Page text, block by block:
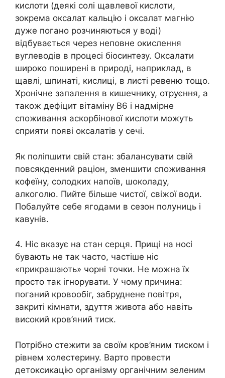
кислоти (деякі солі щавлевої кислоти,
зокрема оксалат кальцію і оксалат магнію
дуже погано розчиняються у воді)
відбувається через неповне окислення
вуглеводів в процесі біосинтезу. Оксалати
широко поширені в природі, наприклад, в
щавлі, шпинаті, кислиці, в листі ревеню тощо.
Хронічне запалення в кишечнику, отруєння, а
також дефіцит вітаміну B6 і надмірне
споживання аскорбінової кислоти можуть
сприяти появі оксалатів у сечі.
Як поліпшити свій стан: збалансувати свій
повсякденний раціон, зменшити споживання
кофеїну, солодких напоїв, шоколаду,
алкоголю. Пийте більше чистої, свіжої води.
Побалуйте себе ягодами в сезон полуниць і
кавунів.
4. Ніс вказує на стан серця. Прищі на носі
бувають не так часто, частіше ніс
«прикрашають» чорні точки. Не можна їх
просто так ігнорувати. У чому причина:
поганий кровообіг, забруднене повітря,
закриті кімнати, здуття живота або навіть
високий кров’яний тиск.
Потрібно стежити за своїм кров’яним тиском і
рівнем холестерину. Варто провести
детоксикацію організму органічним зеленим